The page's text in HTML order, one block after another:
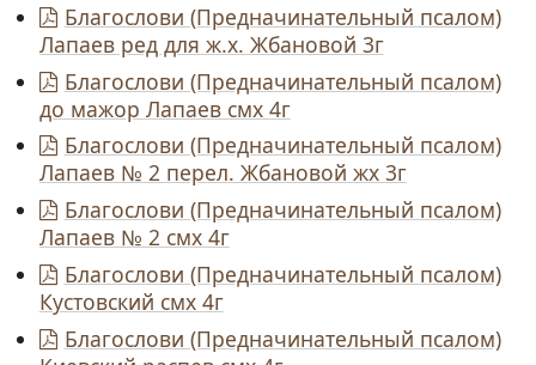
Благослови (Предначинательный псалом)
Лапаев ред для ж.х. Жбановой 3г
Благослови (Предначинательный псалом)
до мажор Лапаев смх 4г
Благослови (Предначинательный псалом)
Лапаев № 2 перел. Жбановой жх 3г
Благослови (Предначинательный псалом)
Лапаев № 2 смх 4г
Благослови (Предначинательный псалом)
Кустовский смх 4г
Благослови (Предначинательный псалом)